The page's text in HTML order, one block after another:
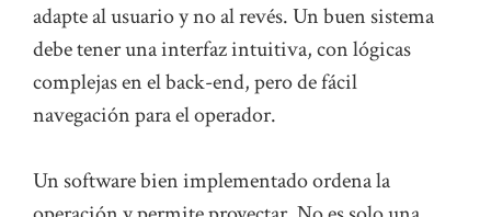
adapte al usuario y no al revés. Un buen sistema
debe tener una interfaz intuitiva, con lógicas
complejas en el back-end, pero de fácil
navegación para el operador.
Un software bien implementado ordena la